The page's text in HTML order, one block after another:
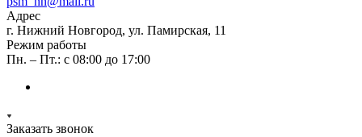
Адрес
г. Нижний Новгород, ул. Памирская, 11
Режим работы
Пн. – Пт.: с 08:00 до 17:00
Заказать звонок